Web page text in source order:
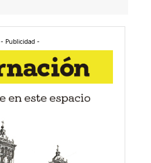
- Publicidad -